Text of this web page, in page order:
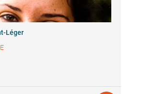
Léger